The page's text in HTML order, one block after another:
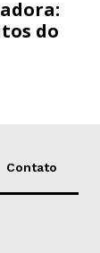
do
Contato